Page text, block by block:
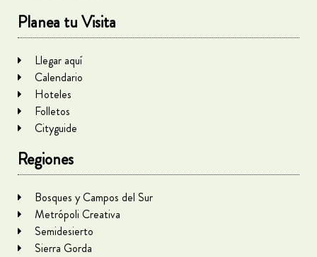
Planea tu Visita
Llegar aquí
Calendario
Hoteles
Folletos
Cityguide
Regiones
Bosques y Campos del Sur
Metrópoli Creativa
Semidesierto
Sierra Gorda